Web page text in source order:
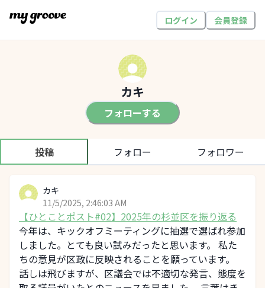
ログイン 会員登録
カキ
フォローする
投稿 フォロー フォロワー
カキ
11/5/2025, 2:46:03 AM
【ひとことポスト#02】2025年の杉並区を振り返る
今年は、キックオフミーティングに抽選で選ばれ参加
しました。とても良い試みだったと思います。 私た
ちの意見が区政に反映されることを願っています。
話しは飛びますが、区議会では不適切な発言、態度を